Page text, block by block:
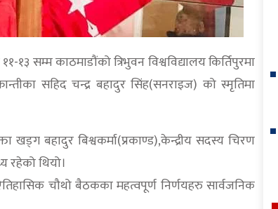
सम्म काठमाडौंको त्रिभुवन विश्वविद्यालय किर्तिपुरमा
सहिद चन्द्र बहादुर सिंह(सनराइज) को स्मृतिमा
खड्ग बहादुर बिश्वकर्मा(प्रकाण्ड),केन्द्रीय सदस्य चिरण
रहेको थियो।
चौथो बैठकका महत्वपूर्ण निर्णयहरु सार्वजनिक